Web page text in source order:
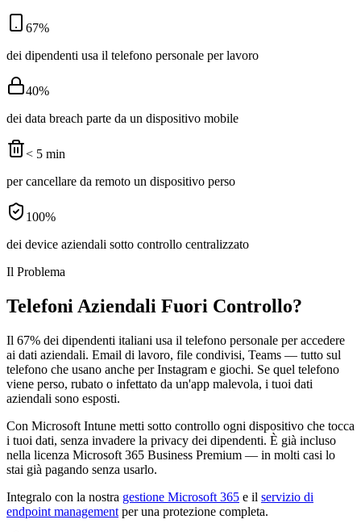
67%
dei dipendenti usa il telefono personale per lavoro
40%
dei data breach parte da un dispositivo mobile
< 5 min
per cancellare da remoto un dispositivo perso
100%
dei device aziendali sotto controllo centralizzato
Il Problema
Telefoni Aziendali Fuori Controllo?
Il 67% dei dipendenti italiani usa il telefono personale per accedere
ai dati aziendali. Email di lavoro, file condivisi, Teams — tutto sul
telefono che usano anche per Instagram e giochi. Se quel telefono
viene perso, rubato o infettato da un'app malevola, i tuoi dati
aziendali sono esposti.
Con Microsoft Intune metti sotto controllo ogni dispositivo che tocca
i tuoi dati, senza invadere la privacy dei dipendenti. È già incluso
nella licenza Microsoft 365 Business Premium — in molti casi lo
stai già pagando senza usarlo.
Integralo con la nostra gestione Microsoft 365 e il servizio di
endpoint management per una protezione completa.